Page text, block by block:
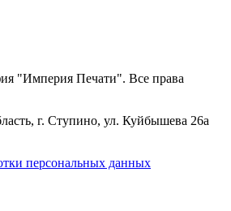
"Империя Печати". Все права
г. Ступино, ул. Куйбышева 26а
персональных данных